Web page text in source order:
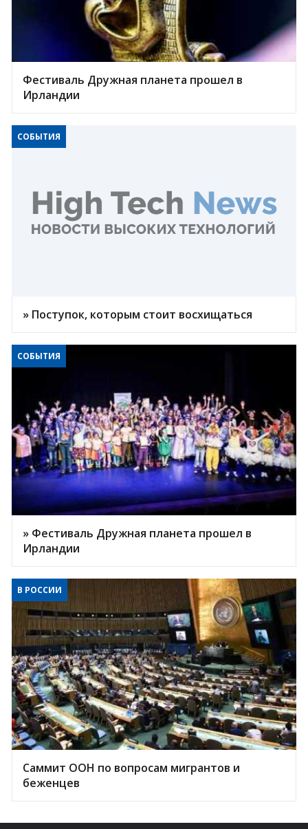
Фестиваль Дружная планета прошел в
Ирландии
СОБЫТИЯ
» Поступок, которым стоит восхищаться
СОБЫТИЯ
» Фестиваль Дружная планета прошел в
Ирландии
В РОССИИ
Саммит ООН по вопросам мигрантов и
беженцев